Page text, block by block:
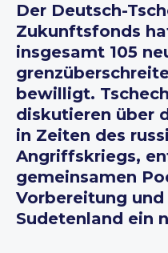
Der Deutsch-
Zukunftsfonds
insgesamt 105
bewilligt.
diskutieren über
in Zeiten des
Angriffskriegs,
gemeinsamen
Vorbereitung
Sudetenland ein